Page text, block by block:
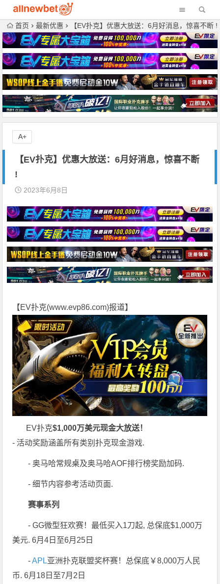
首页 最新优惠 【EV扑克】优惠大放送：6月好消息，惊喜不断 !
【EV扑克】优惠大放送：6月好消息，惊喜不断
!
2023年6月8日
【EV扑克(www.evp86.com)报道】
EV扑克$1,000万美元现金大放送！
- 活动奖励涵盖所有类别扑克现金游戏.
- 奥马哈常规桌及奥马哈AOF排行榜奖励加码.
- 细节内容参考活动页面.
赛事系列
- GG微型狂欢赛！最低买入1刀起, 总保底$1,000万
美元. 6月4日至6月25日
-APL亚洲扑克联盟奖杯赛！总保底￥8,000万人民
币. 6月18日至7月2日
A+